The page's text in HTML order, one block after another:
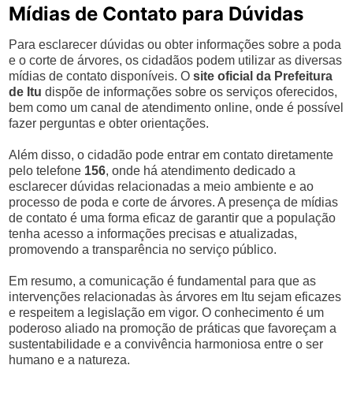
Mídias de Contato para Dúvidas
Para esclarecer dúvidas ou obter informações sobre a poda
e o corte de árvores, os cidadãos podem utilizar as diversas
mídias de contato disponíveis. Osite oficial da Prefeitura
de Itu dispõe de informações sobre os serviços oferecidos,
bem como um canal de atendimento online, onde é possível
fazer perguntas e obter orientações.
Além disso, o cidadão pode entrar em contato diretamente
pelo telefone 156, onde há atendimento dedicado a
esclarecer dúvidas relacionadas a meio ambiente e ao
processo de poda e corte de árvores. A presença de mídias
de contato é uma forma eficaz de garantir que a população
tenha acesso a informações precisas e atualizadas,
promovendo a transparência no serviço público.
Em resumo, a comunicação é fundamental para que as
intervenções relacionadas às árvores em Itu sejam eficazes
e respeitem a legislação em vigor. O conhecimento é um
poderoso aliado na promoção de práticas que favoreçam a
sustentabilidade e a convivência harmoniosa entre o ser
humano e a natureza.